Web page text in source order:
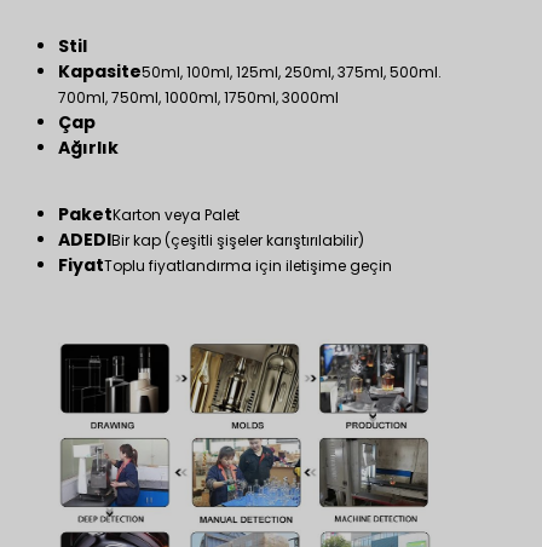
Stil
Kapasite50ml, 100ml, 125ml, 250ml, 375ml, 500ml.
700ml, 750ml, 1000ml, 1750ml, 3000ml
Çap
Ağırlık
PaketKarton veya Palet
ADEDIBir kap (çeşitli şişeler karıştırılabilir)
FiyatToplu fiyatlandırma için iletişime geçin